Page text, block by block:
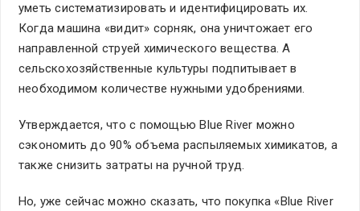
уметь систематизировать и идентифицировать их.
Когда машина «видит» сорняк, она уничтожает его
направленной струей химического вещества. А
сельскохозяйственные культуры подпитывает в
необходимом количестве нужными удобрениями.
Утверждается, что с помощью Blue River можно
сэкономить до 90% объема распыляемых химикатов, а
также снизить затраты на ручной труд.
Но, уже сейчас можно сказать, что покупка «Blue River